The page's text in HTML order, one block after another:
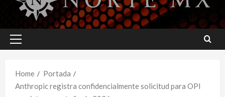
Primary
Home
Portada
Anthropic registra confidencialmente solicitud para OPI